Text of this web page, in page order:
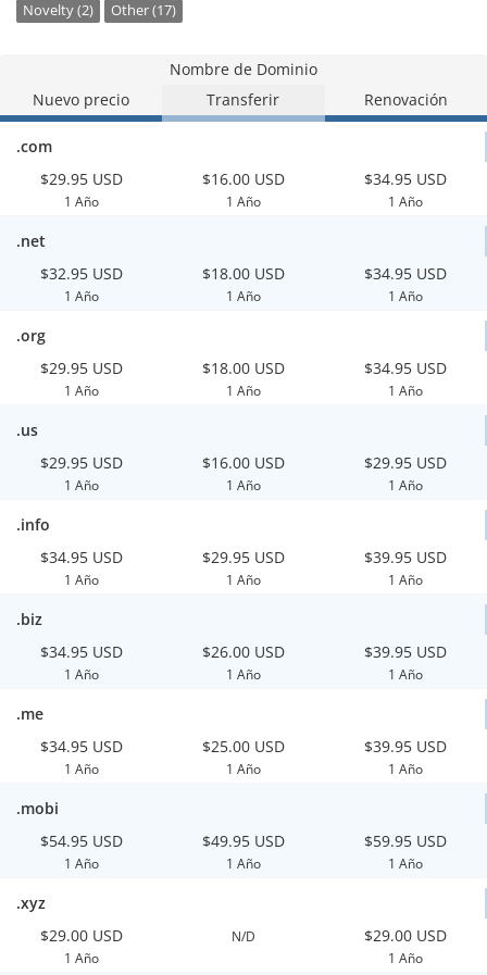
Novelty (2)
Other (17)
Nombre de Dominio
Nuevo precio
Transferir Renovación
.com
$29.95 USD
1 Año
$16.00 USD
1 Año
$34.95 USD
1 Año
.net
$32.95 USD
1 Año
$18.00 USD
1 Año
$34.95 USD
1 Año
.org
$29.95 USD
1 Año
$18.00 USD
1 Año
$34.95 USD
1 Año
.us
$29.95 USD
1 Año
$16.00 USD
1 Año
$29.95 USD
1 Año
.info
$34.95 USD
1 Año
$29.95 USD
1 Año
$39.95 USD
1 Año
.biz
$34.95 USD
1 Año
$26.00 USD
1 Año
$39.95 USD
1 Año
.me
$34.95 USD
1 Año
$25.00 USD
1 Año
$39.95 USD
1 Año
.mobi
$54.95 USD
1 Año
$49.95 USD
1 Año
$59.95 USD
1 Año
.xyz
$29.00 USD
1 Año
N/D $29.00 USD
1 Año